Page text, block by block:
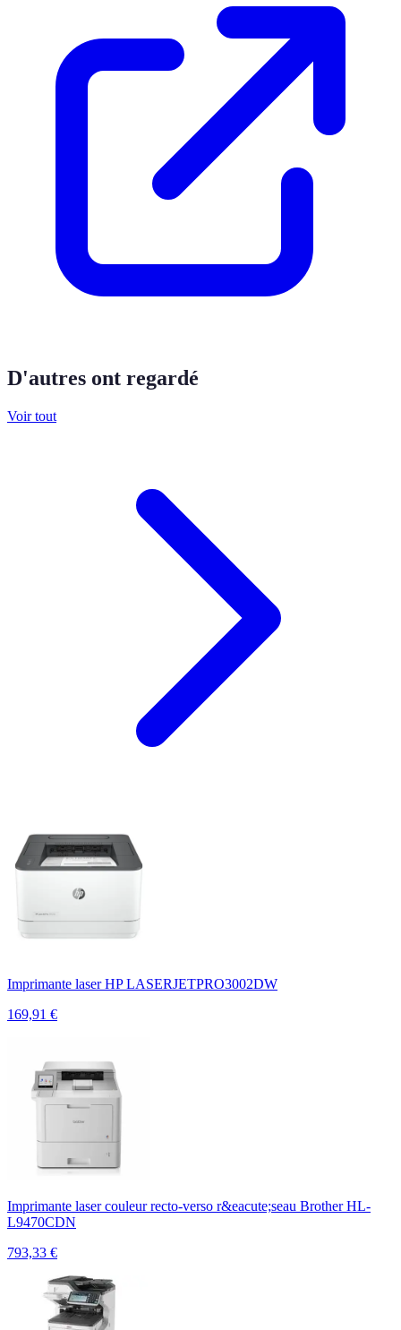
D'autres ont regardé
Voir tout
Imprimante laser HP LASERJETPRO3002DW
169,91 €
Imprimante laser couleur recto-verso r&eacute;seau Brother HL-
L9470CDN
793,33 €